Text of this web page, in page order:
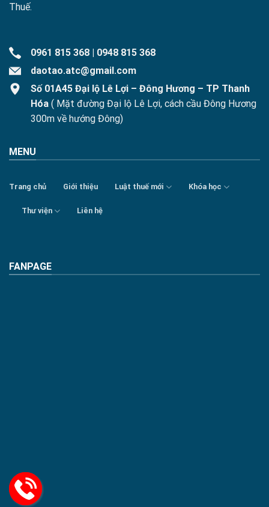
Thuế.
0961 815 368 | 0948 815 368
daotao.atc@gmail.com
Số 01A45 Đại lộ Lê Lợi – Đông Hương – TP Thanh
Hóa ( Mặt đường Đại lộ Lê Lợi, cách cầu Đông Hương
300m về hướng Đông)
MENU
Trang chủ Giới thiệu Luật thuế mới Khóa học
Thư viện Liên hệ
FANPAGE